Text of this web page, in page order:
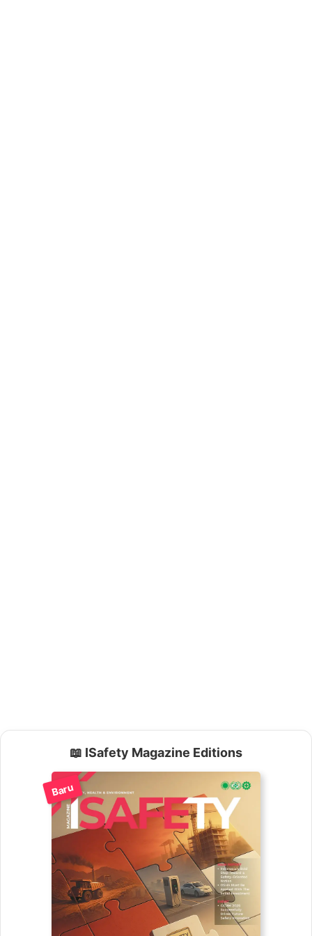
📖 ISafety Magazine Editions
Baru